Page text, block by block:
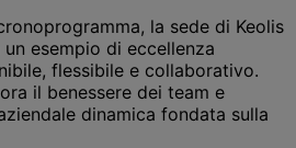
la sede di Keolis
esempio di eccellenza
flessibile e collaborativo.
il benessere dei team e
dinamica fondata sulla